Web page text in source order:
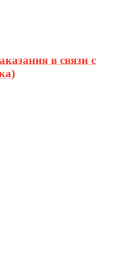
в связи с